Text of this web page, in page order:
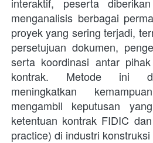
menganalisis berbagai
proyek yang sering terjadi,
persetujuan dokumen,
serta koordinasi antar
kontrak. Metode ini
meningkatkan
mengambil keputusan
ketentuan kontrak FIDIC
practice) di industri